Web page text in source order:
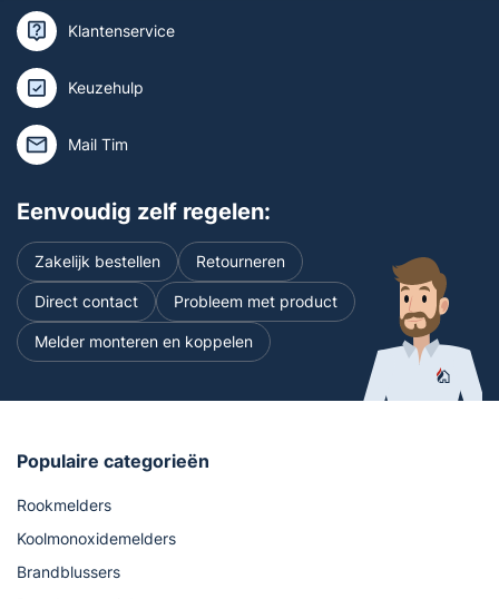
F-
1EU
Controle
paneel
aantal
Klantenservice
Keuzehulp
Mail Tim
Eenvoudig zelf regelen:
Zakelijk bestellen Retourneren
Direct contact Probleem met product
Melder monteren en koppelen
Populaire categorieën
Rookmelders
Koolmonoxidemelders
Brandblussers